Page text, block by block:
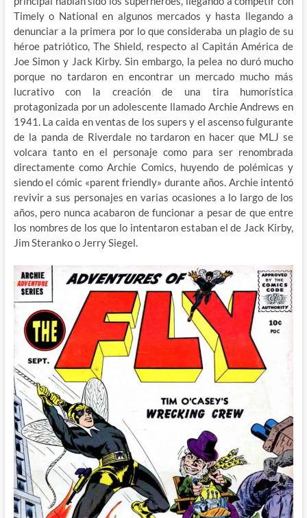
Timely o National en algunos mercados y hasta llegando a
denunciar a la primera por lo que consideraba un plagio de su
héroe patriótico, The Shield, respecto al Capitán América de
Joe Simon y Jack Kirby. Sin embargo, la pelea no duró mucho
porque no tardaron en encontrar un mercado mucho más
lucrativo con la creación de una tira humorística
protagonizada por un adolescente llamado Archie Andrews en
1941. La caida en ventas de los supers y el ascenso fulgurante
de la panda de Riverdale no tardaron en hacer que MLJ se
volcara tanto en el personaje como para ser renombrada
directamente como Archie Comics, huyendo de polémicas y
siendo el cómic «parent friendly» durante años. Archie intentó
revivir a sus personajes en varias ocasiones a lo largo de los
años, pero nunca acabaron de funcionar a pesar de que entre
los nombres de los que lo intentaron estaban el de Jack Kirby,
Jim Steranko o Jerry Siegel.